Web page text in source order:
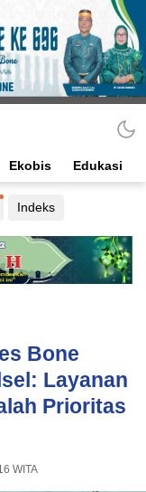
Ekobis Edukasi
Indeks
Bone
Layanan
Prioritas
WITA